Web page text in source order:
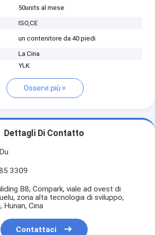
50units al mese
ISO,CE
un contenitore da 40 piedi
La Cina
YLK
Osservi più
Dettagli Di Contatto
3309
B8, Compark, viale ad ovest di
zona alta tecnologia di sviluppo,
Hunan, Cina
Contattaci